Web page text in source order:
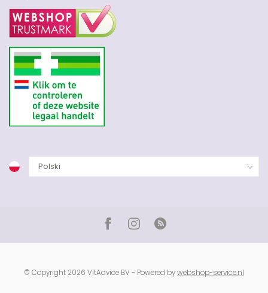
© Copyright 2026 VitAdvice BV - Powered bywebshop-service.nl